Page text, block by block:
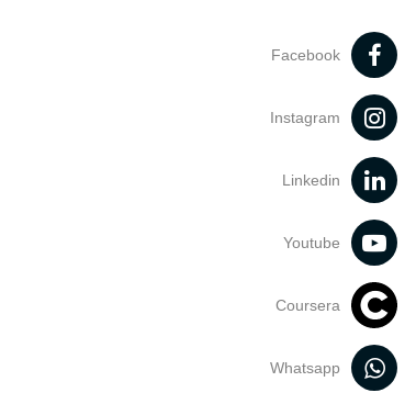
Facebook
Instagram
Linkedin
Youtube
Coursera
Whatsapp